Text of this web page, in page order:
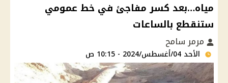
مياه…بعد كسر مفاجئ في خط عمومي
ستنقطع بالساعات
مرمر سامح
الأحد 04/أغسطس/2024 - 10:15 ص